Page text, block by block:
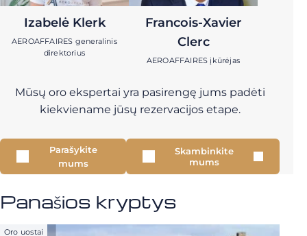
Izabelė Klerk
AEROAFFAIRES generalinis
direktorius
Francois-Xavier
Clerc
AEROAFFAIRES įkūrėjas
Mūsų oro ekspertai yra pasirengę jums padėti
kiekviename jūsų rezervacijos etape.
Parašykite
mums
Skambinkite
mums
Panašios kryptys
Oro uostai